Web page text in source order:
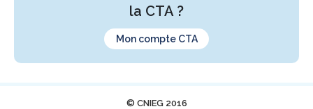
la CTA ?
Mon compte CTA
© CNIEG 2016